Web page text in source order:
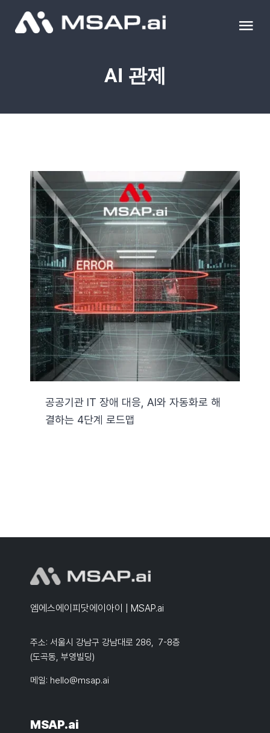
조달물품
교육
이벤트 & 세미나
블로그
자료실
기술지원
Search
AI 관제
공공기관 IT 장애 대응, AI와 자동화로 해
결하는 4단계 로드맵
엠에스에이피닷에이아이 | MSAP.ai
주소: 서울시 강남구 강남대로 286, 7-8층
(도곡동, 부영빌딩)
메일: hello@msap.ai
MSAP.ai